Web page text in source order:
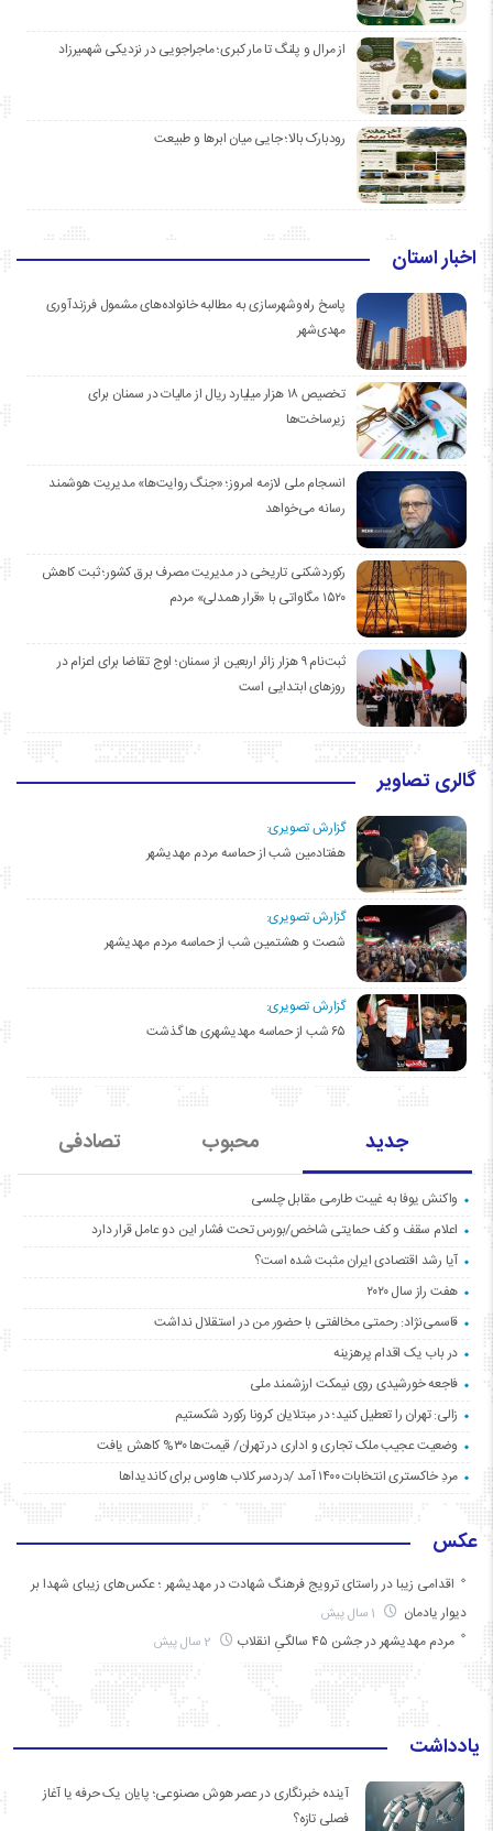
از مرال و پلنگ تا مار کبری؛ ماجراجویی در نزدیکی شهمیرزاد
رودبارک بالا؛ جایی میان ابرها و طبیعت
اخبار استان
پاسخ راه‌وشهرسازی به مطالبه خانواده‌های مشمول فرزندآوری
مهدی‌شهر
تخصیص ۱۸ هزار میلیارد ریال از مالیات در سمنان برای
زیرساخت‌ها
انسجام ملی لازمه امروز؛ «جنگ روایت‌ها» مدیریت هوشمند
رسانه می‌خواهد
رکوردشکنی تاریخی در مدیریت مصرف برق کشور؛ ثبت کاهش
۱۵۲۰ مگاواتی با «قرار همدلی» مردم
ثبت‌نام ۹ هزار زائر اربعین از سمنان؛ اوج تقاضا برای اعزام در
روزهای ابتدایی است
گالری تصاویر
گزارش تصویری:
هفتادمین شب از حماسه مردم مهدیشهر
گزارش تصویری:
شصت و هشتمین شب از حماسه مردم مهدیشهر
گزارش تصویری:
۶۵ شب از حماسه مهدیشهری ها گذشت
جدید محبوب تصادفی
واکنش یوفا به غیبت طارمی مقابل چلسی
اعلام سقف و کف حمایتی شاخص/بورس تحت فشار این دو عامل قرار دارد
آیا رشد اقتصادی ایران مثبت شده است؟
هفت راز سال ۲۰۲۰
قاسمی‌نژاد: رحمتی مخالفتی با حضور من در استقلال نداشت
در باب یک اقدام پرهزینه
فاجعه خورشیدی روی نیمکت ارزشمند ملی
زالی: تهران را تعطیل کنید؛ در مبتلایان کرونا رکورد شکستیم
وضعیت عجیب ملک تجاری و اداری در تهران/ قیمت‌ها ۳۰% کاهش یافت
مردِ خاکستری انتخابات ۱۴۰۰ آمد /دردسر کلاب هاوس برای کاندیداها
عکس
اقدامی زیبا در راستای ترویج فرهنگ شهادت در مهدیشهر ؛ عکس‌های زیبای شهدا بر
دیوار یادمان
مردم مهدیشهر در جشن ۴۵ سالگیِ انقلاب
یادداشت
آینده خبرنگاری در عصر هوش مصنوعی؛ پایان یک حرفه یا آغاز
فصلی تازه؟